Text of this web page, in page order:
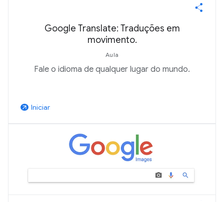
Google Translate: Traduções em
movimento.
Aula
Fale o idioma de qualquer lugar do mundo.
arrow_outward Iniciar